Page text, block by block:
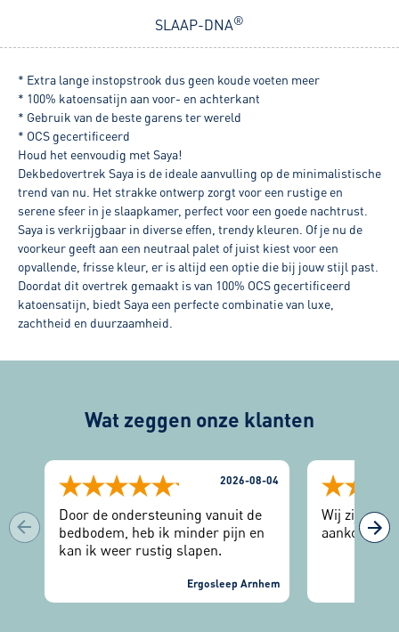
SLAAP-DNA®
* Extra lange instopstrook dus geen koude voeten meer
* 100% katoensatijn aan voor- en achterkant
* Gebruik van de beste garens ter wereld
* OCS gecertificeerd
Houd het eenvoudig met Saya!
Dekbedovertrek Saya is de ideale aanvulling op de minimalistische
trend van nu. Het strakke ontwerp zorgt voor een rustige en
serene sfeer in je slaapkamer, perfect voor een goede nachtrust.
Saya is verkrijgbaar in diverse effen, trendy kleuren. Of je nu de
voorkeur geeft aan een neutraal palet of juist kiest voor een
opvallende, frisse kleur, er is altijd een optie die bij jouw stijl past.
Doordat dit overtrek gemaakt is van 100% OCS gecertificeerd
katoensatijn, biedt Saya een perfecte combinatie van luxe,
zachtheid en duurzaamheid.
Wat zeggen onze klanten
2026-08-04
Door de ondersteuning vanuit de
bedbodem, heb ik minder pijn en
kan ik weer rustig slapen.
Ergosleep Arnhem
Wij zijn
aankoop.